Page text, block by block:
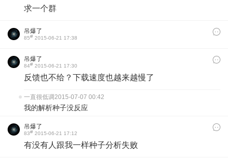
求一个群
吊爆了
85# 2015-06-21 17:38
吊爆了
84# 2015-06-21 17:30
反馈也不给？下载速度也越来越慢了
一直很低调2015-07-07 00:42
我的解析种子没反应
吊爆了
83# 2015-06-21 17:12
有没有人跟我一样种子分析失败